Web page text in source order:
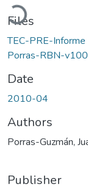
Files
TEC-PRE-Informe
Porras-RBN-
Date
2010-04
Authors
Porras-Guzmán,
Publisher